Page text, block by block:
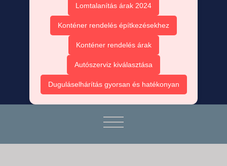
Lomtalanítás árak 2024
Konténer rendelés építkezésekhez
Konténer rendelés árak
Autószerviz kiválasztása
Duguláselhárítás gyorsan és hatékonyan